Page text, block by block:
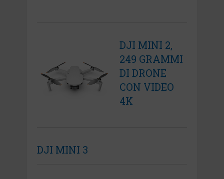
DJI MINI 2,
249 GRAMMI
DI DRONE
CON VIDEO
4K
DJI MINI 3